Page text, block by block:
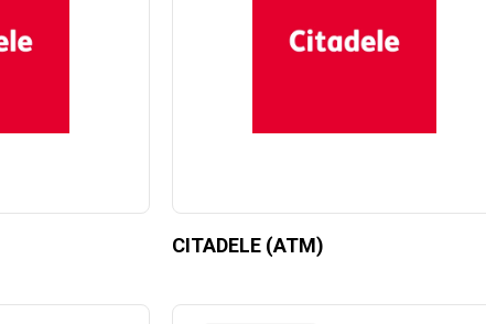
CITADELE (ATM)